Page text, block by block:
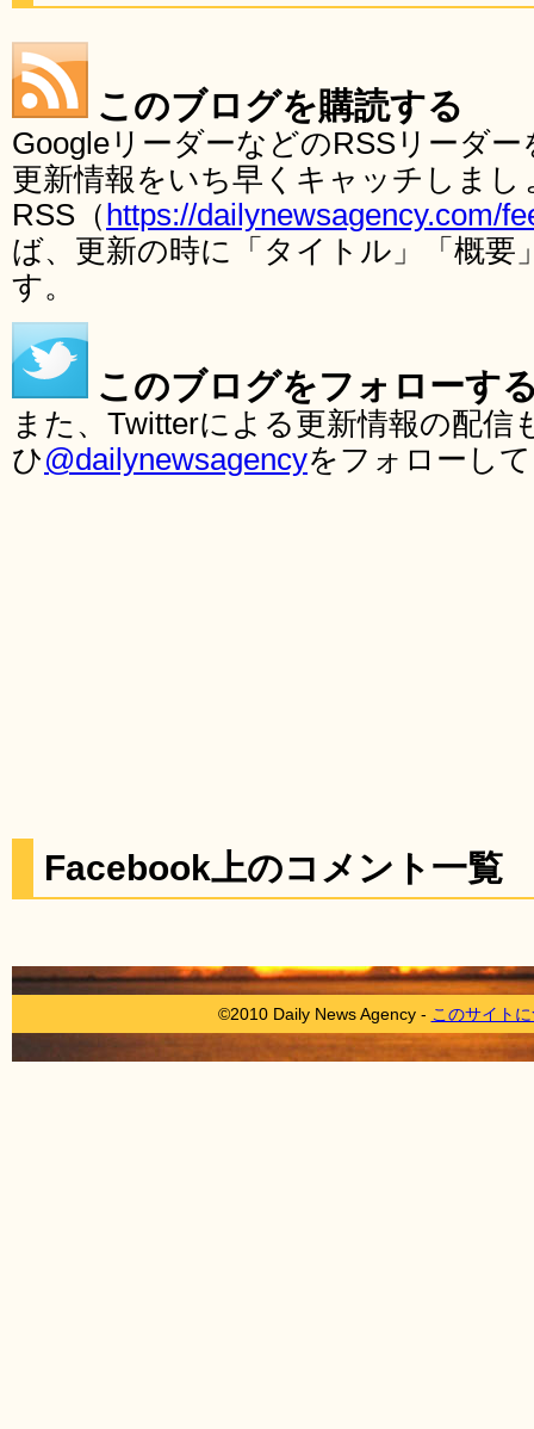
このブログを購読する
GoogleリーダーなどのRSSリーダ
更新情報をいち早くキャッチしま
RSS（ https://dailynewsagency.com/
ば、更新の時に「タイトル」「概要
す。
このブログをフォローす
また、Twitterによる更新情報の配
ひ@dailynewsagencyをフォローし
Facebook上のコメント一覧
©2010 Daily News Agency - このサイト